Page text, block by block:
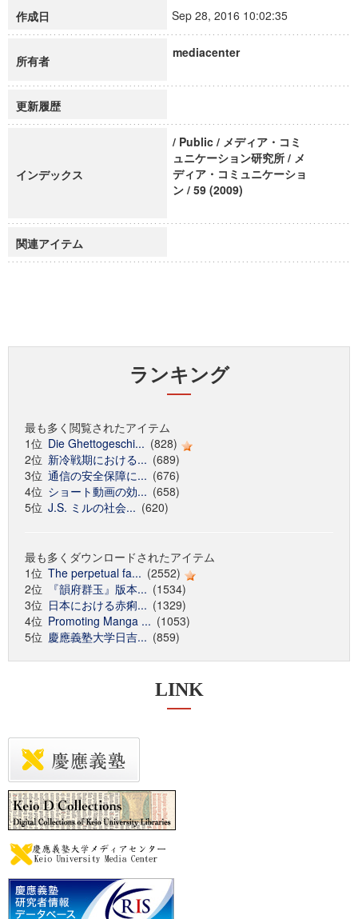
作成日 Sep 28, 2016 10:02:35
所有者
mediacenter
更新履歴
インデックス
/ Public / メディア・コミ
ュニケーション研究所 / メ
ディア・コミュニケーショ
ン / 59 (2009)
関連アイテム
ランキング
最も多く閲覧されたアイテム
1位 Die Ghettogeschi... (828)
2位 新冷戦期における... (689)
3位 通信の安全保障に... (676)
4位 ショート動画の効... (658)
5位 J.S. ミルの社会... (620)
最も多くダウンロードされたアイテム
1位 The perpetual fa... (2552)
2位
『韻府群玉』版本... (1534)
3位 日本における赤痢... (1329)
4位 Promoting Manga ... (1053)
5位 慶應義塾大学日吉... (859)
LINK